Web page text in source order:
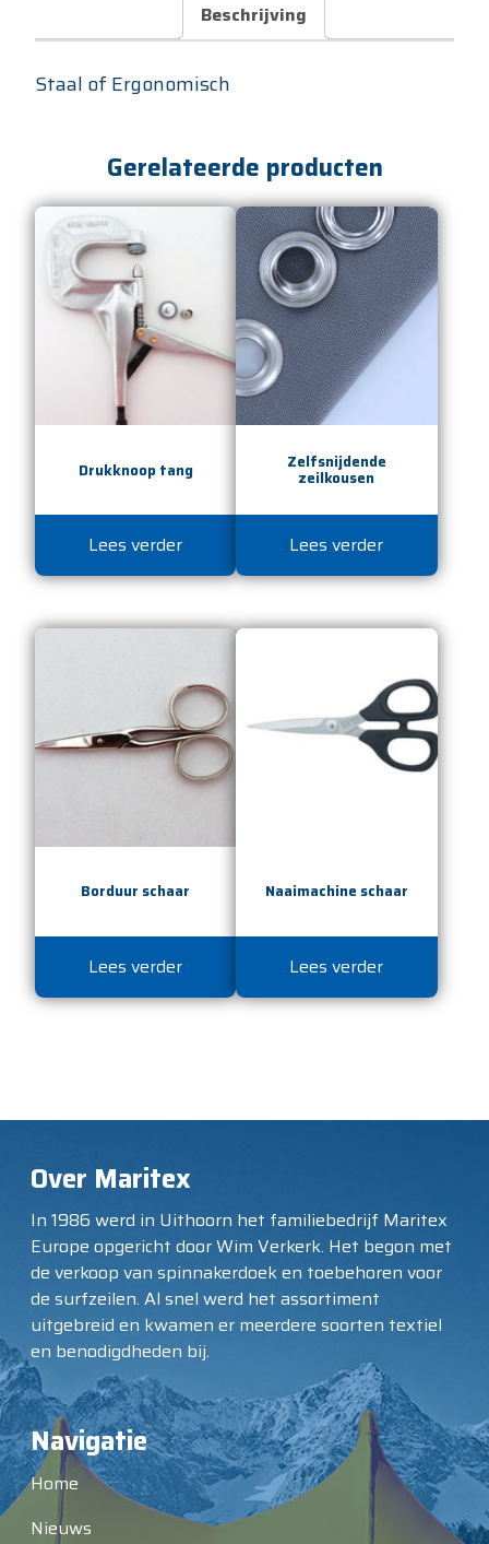
Beschrijving
Staal of Ergonomisch
Gerelateerde producten
Drukknoop tang
Lees verder
Zelfsnijdende
zeilkousen
Lees verder
Borduur schaar
Lees verder
Naaimachine schaar
Lees verder
Over Maritex
In 1986 werd in Uithoorn het familiebedrijf Maritex
Europe opgericht door Wim Verkerk. Het begon met
de verkoop van spinnakerdoek en toebehoren voor
de surfzeilen. Al snel werd het assortiment
uitgebreid en kwamen er meerdere soorten textiel
en benodigdheden bij.
Navigatie
Home
Nieuws